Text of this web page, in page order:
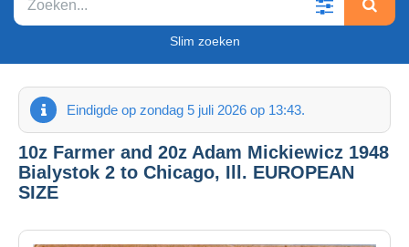
Slim zoeken
Eindigde op zondag 5 juli 2026 op 13:43.
10z Farmer and 20z Adam Mickiewicz 1948
Bialystok 2 to Chicago, Ill. EUROPEAN
SIZE